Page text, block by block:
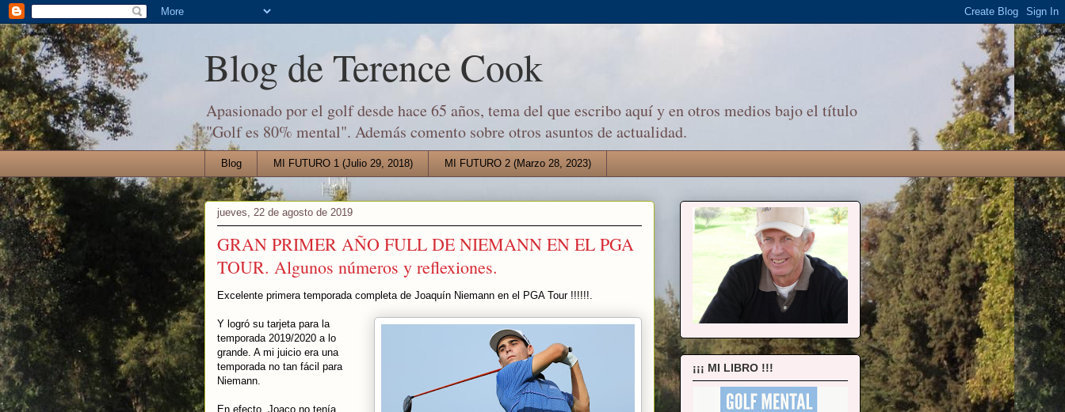
Blog de Terence Cook
Apasionado por el golf desde hace 65 años, tema del que escribo aquí y en otros medios bajo el título
"Golf es 80% mental". Además comento sobre otros asuntos de actualidad.
Blog MI FUTURO 1 (Julio 29, 2018) MI FUTURO 2 (Marzo 28, 2023)
jueves, 22 de agosto de 2019
GRAN PRIMER AÑO FULL DE NIEMANN EN EL PGA
TOUR. Algunos números y reflexiones.
Excelente primera temporada completa de Joaquín Niemann en el PGA Tour !!!!!!.
Y logró su tarjeta para la
temporada 2019/2020 a lo
grande. A mi juicio era una
temporada no tan fácil para
Niemann.
En efecto, Joaco no tenía
¡¡¡ MI LIBRO !!!